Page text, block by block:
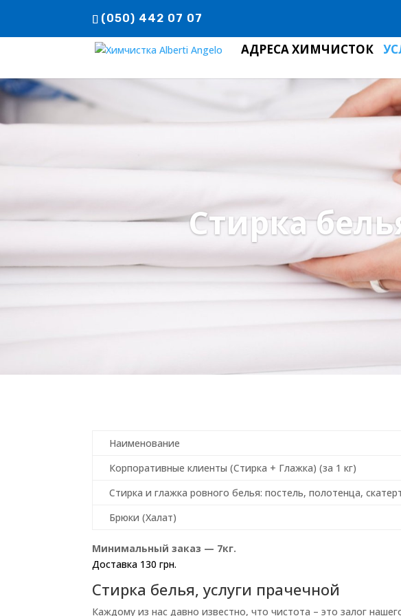
(050) 442 07 07
АДРЕСА ХИМЧИСТОК
Стирка
Наименование
Корпоративные клиенты (Стирка + Глажка) (за 1 кг)
Стирка и глажка ровного белья: постель, полотенца,
Брюки (Халат)
Минимальный заказ — 7кг.
Доставка 130 грн.
Стирка белья, услуги прачечной
Каждому из нас давно известно, что чистота – это залог